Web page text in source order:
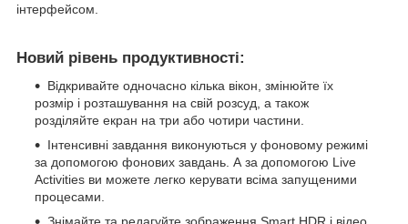
інтерфейсом.
Новий рівень продуктивності:
Відкривайте одночасно кілька вікон, змінюйте їх
розмір і розташування на свій розсуд, а також
розділяйте екран на три або чотири частини.
Інтенсивні завдання виконуються у фоновому режимі
за допомогою фонових завдань. А за допомогою Live
Activities ви можете легко керувати всіма запущеними
процесами.
Знімайте та редагуйте зображення Smart HDR і відео